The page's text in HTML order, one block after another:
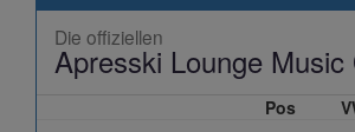
Die offiziellen
Apresski Lounge Music
Pos